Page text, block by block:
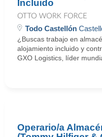
Incluido
OTTO WORK FORCE
Todo Castellón
¿Buscas trabajo en
alojamiento incluido y
GXO Logistics, líder
Operario/a